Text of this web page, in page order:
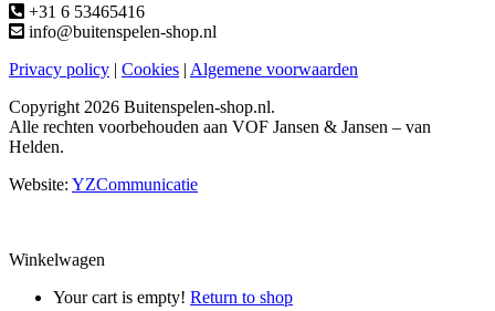
+31 6 53465416
info@buitenspelen-shop.nl
Privacy policy | Cookies | Algemene voorwaarden
Copyright 2026 Buitenspelen-shop.nl.
Alle rechten voorbehouden aan VOF Jansen & Jansen – van
Helden.
Website: YZCommunicatie
Winkelwagen
Your cart is empty! Return to shop